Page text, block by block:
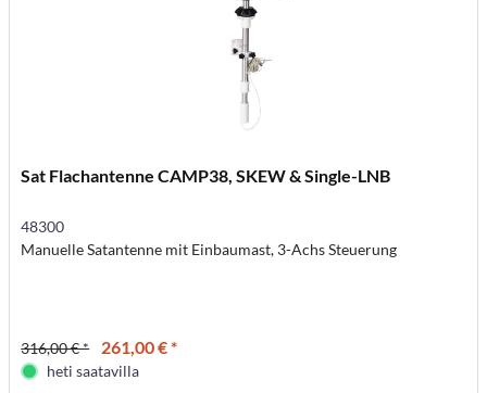
Sat Flachantenne CAMP38, SKEW & Single-LNB
48300
Manuelle Satantenne mit Einbaumast, 3-Achs Steuerung
316,00 € * 261,00 € *
heti saatavilla